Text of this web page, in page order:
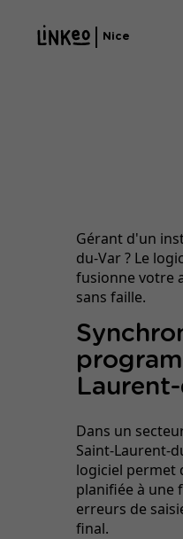
Nice
Gérant d'un
du-Var ? Le
fusionne votre
sans faille.
Dans un
Saint-Laurent-
logiciel permet
planifiée à une
erreurs de
final.